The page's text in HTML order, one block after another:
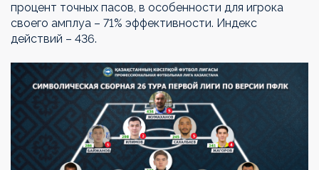
процент точных пасов, в особенности для игрока
своего амплуа – 71% эффективности. Индекс
действий – 436.